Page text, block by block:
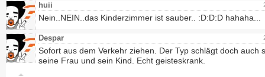
huii
Nein..NEIN..das Kinderzimmer ist sauber.. :D:D:D hahaha...
Despar
Sofort aus dem Verkehr ziehen. Der Typ schlägt doch auch
seine Frau und sein Kind. Echt geisteskrank.